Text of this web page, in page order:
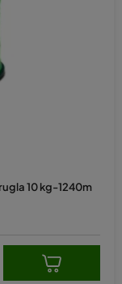
10 kg-1240m